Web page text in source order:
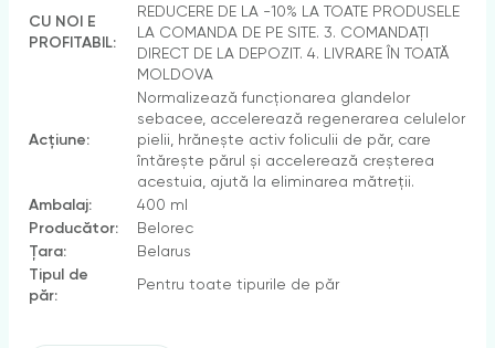
CU NOI E
PROFITABIL:
REDUCERE DE LA -10% LA TOATE PRODUSELE
LA COMANDA DE PE SITE. 3. COMANDAȚI
DIRECT DE LA DEPOZIT. 4. LIVRARE ÎN TOATĂ
MOLDOVA
Acțiune:
Normalizează funcționarea glandelor
sebacee, accelerează regenerarea celulelor
pielii, hrănește activ foliculii de păr, care
întărește părul și accelerează creșterea
acestuia, ajută la eliminarea mătreții.
Ambalaj:
400 ml
Producător:
Вelorec
Țara:
Belarus
Tipul de
păr:
Pentru toate tipurile de păr